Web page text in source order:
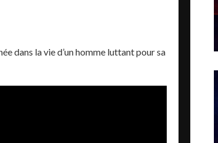
dans la vie d’un homme luttant pour sa